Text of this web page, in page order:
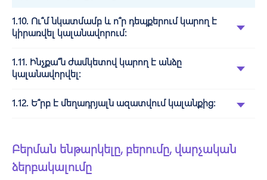
1.10. Ու՞մ նկատմամբ և ո՞ր դեպքերում կարող է
կիրառվել կալանավորում:
1.11. Ինչքա՞ն ժամկետով կարող է անձը
կալանավորվել:
1.12. Ե՞րբ է մեղադրյալն ազատվում կալանքից:
Բերման ենթարկելը, բերումը, վարչական
ձերբակալումը